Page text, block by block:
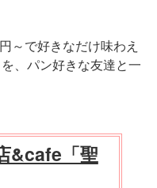
～で好きなだけ味わえ
、パン好きな友達と一
&cafe「聖